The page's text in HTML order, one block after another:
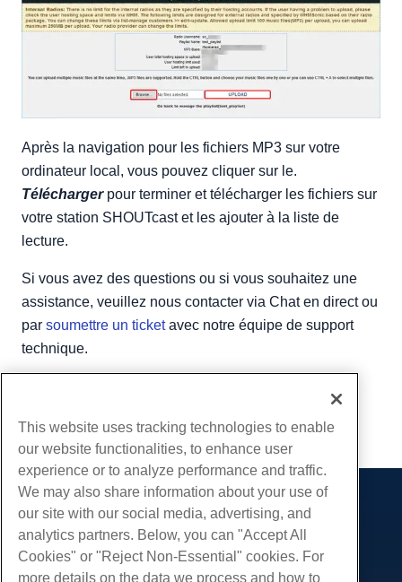
Après la navigation pour les fichiers MP3 sur votre
ordinateur local, vous pouvez cliquer sur le.
Téléchargerpour terminer et télécharger les fichiers sur
votre station SHOUTcast et les ajouter à la liste de
lecture.
Si vous avez des questions ou si vous souhaitez une
assistance, veuillez nous contacter via Chat en direct ou
par soumettre un ticketavec notre équipe de support
technique.
Copie URL
Des produits
Hébergement Web
Hébergement professionnel
Prestations de service
Migrations de sites Web
This website uses tracking technologies to enable
our website functionalities, to enhance user
experience or to analyze performance and traffic.
We may also share information about your use of
our site with our social media, advertising, and
analytics partners. Below, you can "Accept All
Cookies" or "Reject Non-Essential" cookies. For
more details on the data we process and how to